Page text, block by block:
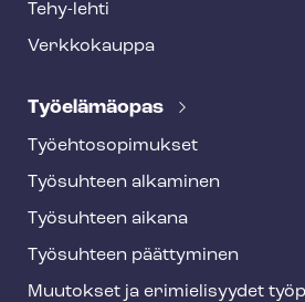
Tehy-lehti
Verkkokauppa
Työelämäopas
Työ­eh­to­so­pi­muk­set
Työsuhteen alkaminen
Työsuhteen aikana
Työsuhteen päättyminen
Muutokset ja erimielisyydet